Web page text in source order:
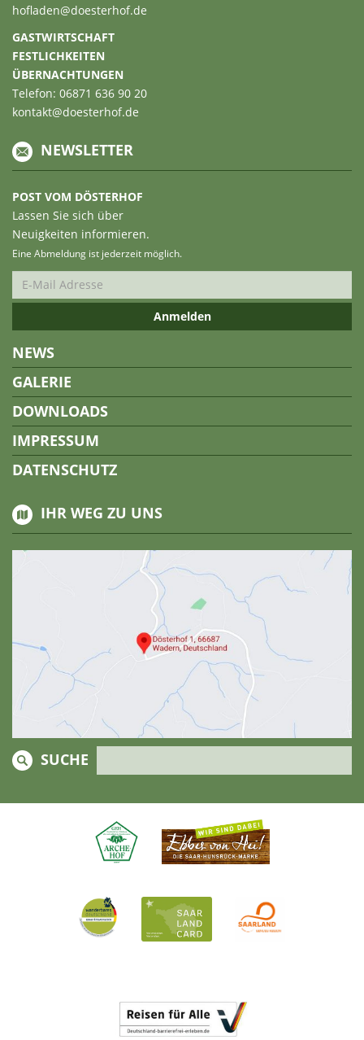
hofladen@doesterhof.de
GASTWIRTSCHAFT
FESTLICHKEITEN
ÜBERNACHTUNGEN
Telefon: 06871 636 90 20
kontakt@doesterhof.de
NEWSLETTER
POST VOM DÖSTERHOF
Lassen Sie sich über
Neuigkeiten informieren.
Eine Abmeldung ist jederzeit möglich.
NEWS
GALERIE
DOWNLOADS
IMPRESSUM
DATENSCHUTZ
IHR WEG ZU UNS
SUCHE